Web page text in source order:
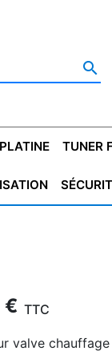

PLATINE TUNER
€ TTC
valve